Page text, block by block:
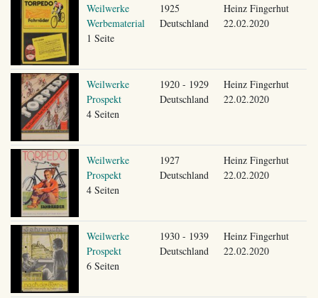
Weilwerke
Werbematerial
1 Seite
1925
Deutschland
Heinz Fingerhut
22.02.2020
Weilwerke
Prospekt
4 Seiten
1920 - 1929
Deutschland
Heinz Fingerhut
22.02.2020
Weilwerke
Prospekt
4 Seiten
1927
Deutschland
Heinz Fingerhut
22.02.2020
Weilwerke
Prospekt
6 Seiten
1930 - 1939
Deutschland
Heinz Fingerhut
22.02.2020